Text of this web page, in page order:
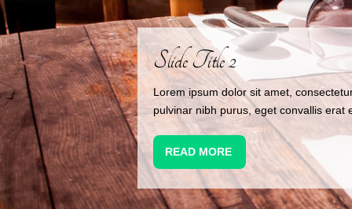
Slide Title 3
Lorem ipsum dolor sit amet,
pulvinar nibh purus, eget convallis erat
READ MORE